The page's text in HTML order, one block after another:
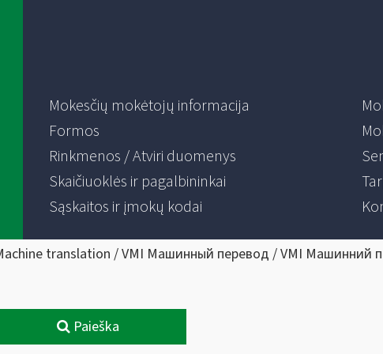
Mokesčių mokėtojų informacija
Formos
Rinkmenos / Atviri duomenys
Skaičiuoklės ir pagalbininkai
Sąskaitos ir įmokų kodai
translation / VMI Машинный перевод / VMI Машинний
Paieška